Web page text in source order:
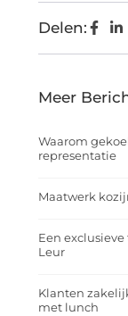
Delen:
Meer
Waarom
representatie
Maatwerk
Een
Leur
Klanten
met lunch